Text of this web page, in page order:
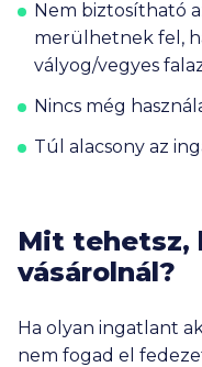
Nem biztosítható
merülhetnek fel,
vályog/vegyes
Nincs még
Túl alacsony az
Mit tehetsz,
vásárolnál?
Ha olyan ingatlant
nem fogad el